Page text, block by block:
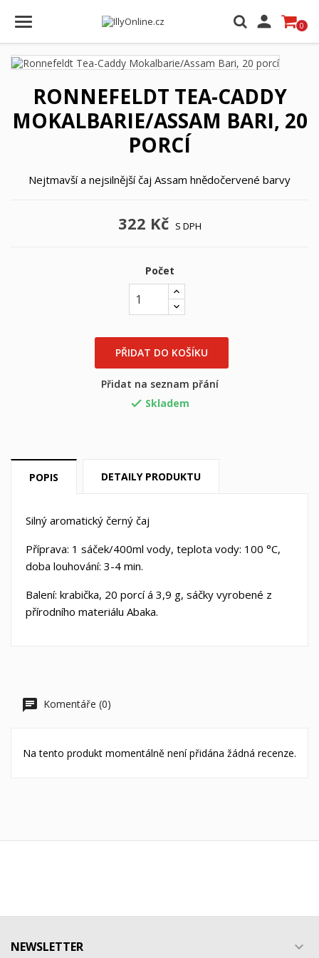
 0
RONNEFELDT TEA-CADDY
MOKALBARIE/ASSAM BARI, 20
PORCÍ
Nejtmavší a nejsilnější čaj Assam hnědočervené barvy
322 Kč S DPH
Počet
PŘIDAT DO KOŠÍKU
Přidat na seznam přání
 Skladem
POPIS DETAILY PRODUKTU
Silný aromatický černý čaj
Příprava: 1 sáček/400ml vody, teplota vody: 100 °C,
doba louhování: 3-4 min.
Balení: krabička, 20 porcí á 3,9 g, sáčky vyrobené z
přírodního materiálu Abaka.
Komentáře (0)
Na tento produkt momentálně není přidána žádná recenze.
NEWSLETTER 
Můj seznam přání ×
add_circle_outline Vytvořit nový seznam
((title))
((label))
Přihlásit se
Musíte být přihlášen, abyste si mohli výrobky uložit do
svého seznamu přání.